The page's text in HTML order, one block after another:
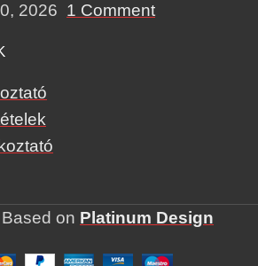
2026 1 Comment
Based on Platinum Design